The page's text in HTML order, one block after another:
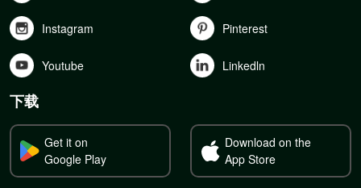
Instagram Pinterest
Youtube Linkedln
下载
Get it on
Google Play
Download on the
App Store